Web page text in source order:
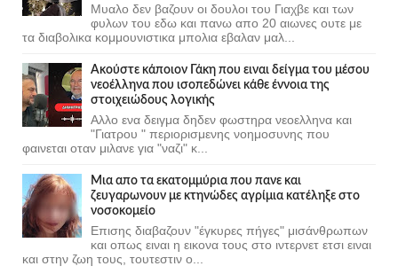
Μυαλο δεν βαζουν οι δουλοι του Γιαχβε και των
φυλων του εδω και πανω απο 20 αιωνες ουτε με
τα διαβολικα κομμουνιστικα μπολια εβαλαν μαλ...
Ακούστε κάποιον Γάκη που ειναι δείγμα του μέσου
νεοέλληνα που ισοπεδώνει κάθε έννοια της
στοιχειώδους λογικής
Αλλο ενα δειγμα δηδεν φωστηρα νεοελληνα και
"Γιατρου " περιορισμενης νοημοσυνης που
φαινεται οταν μιλανε για "ναζι" κ...
Μια απο τα εκατομμύρια που πανε και
ζευγαρωνουν με κτηνώδες αγρίμια κατέληξε στο
νοσοκομείο
Επισης διαβαζουν "έγκυρες πήγες" μισάνθρωπων
και οπως ειναι η εικονα τους στο ιντερνετ ετσι ειναι
και στην ζωη τους, τουτεστιν ο...